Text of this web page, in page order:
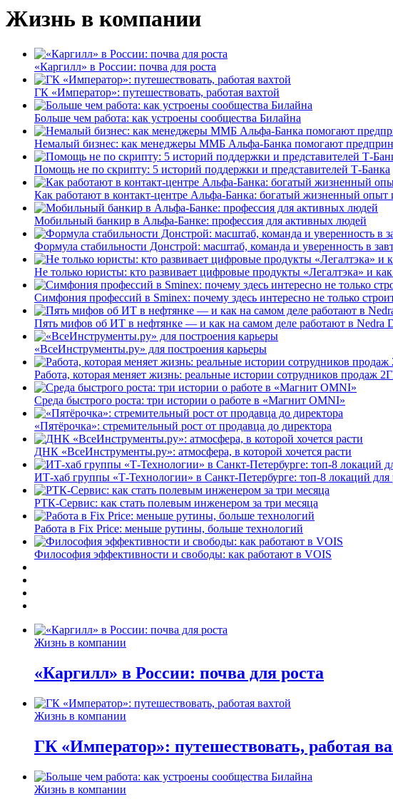
Жизнь в компании
«Каргилл» в России: почва для роста
ГК «Император»: путешествовать, работая вахтой
Больше чем работа: как устроены сообщества Билайна
Немалый бизнес: как менеджеры ММБ Альфа-Банка помогают
Помощь не по скрипту: 5 историй поддержки и представителей Т-Банка
Как работают в контакт-центре Альфа-Банка: богатый жизненный опыт
Мобильный банкир в Альфа-Банке: профессия для активных людей
Формула стабильности Донстрой: масштаб, команда и уверенность в
Не только юристы: кто развивает цифровые продукты «Легалтэка» и как
Симфония профессий в Sminex: почему здесь интересно не только
Пять мифов об ИТ в нефтянке — и как на самом деле работают в Nedra
«ВсеИнструменты.ру» для построения карьеры
Работа, которая меняет жизнь: реальные истории сотрудников продаж
Среда быстрого роста: три истории о работе в «Магнит OMNI»
«Пятёрочка»: стремительный рост от продавца до директора
ДНК «ВсеИнструменты.ру»: атмосфера, в которой хочется расти
ИТ-хаб группы «Т-Технологии» в Санкт-Петербурге: топ-8 локаций
РТК-Сервис: как стать полевым инженером за три месяца
Работа в Fix Price: меньше рутины, больше технологий
Философия эффективности и свободы: как работают в VOIS
Жизнь в компании
«Каргилл» в России: почва для роста
Жизнь в компании
ГК «Император»: путешествовать, работая
Жизнь в компании